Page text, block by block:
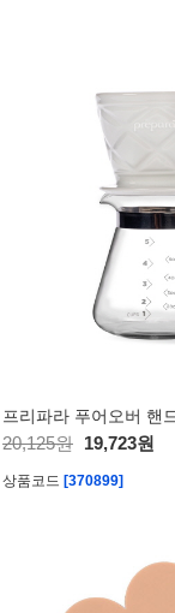
프리파라 푸어오버 핸
20,125원 19,723원
상품코드 [370899]